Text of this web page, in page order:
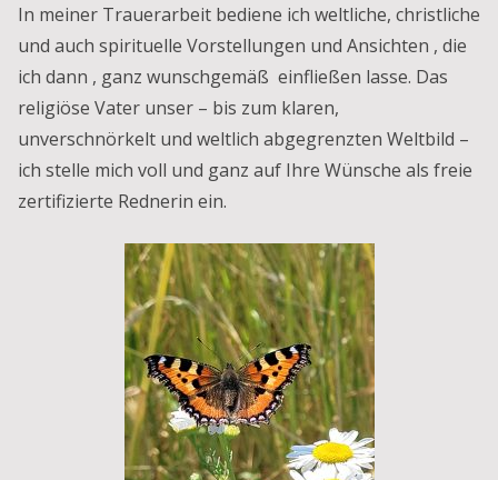
In meiner Trauerarbeit bediene ich weltliche, christliche
und auch spirituelle Vorstellungen und Ansichten , die
ich dann , ganz wunschgemäß einfließen lasse. Das
religiöse Vater unser – bis zum klaren,
unverschnörkelt und weltlich abgegrenzten Weltbild –
ich stelle mich voll und ganz auf Ihre Wünsche als freie
zertifizierte Rednerin ein.